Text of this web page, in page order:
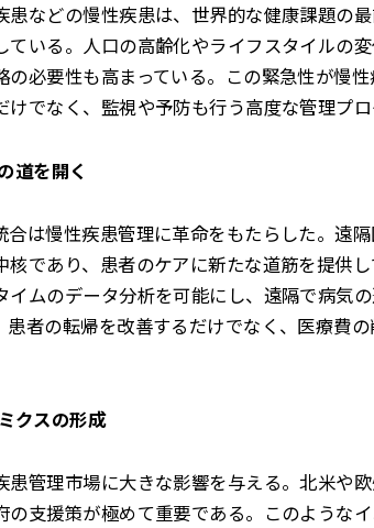
などの慢性疾患は、世界的な健康課題の
いる。人口の高齢化やライフスタイルの
必要性も高まっている。この緊急性が慢
でなく、監視や予防も行う高度な管理プ
道を開く
は慢性疾患管理に革命をもたらした。遠
であり、患者のケアに新たな道筋を提供
ムのデータ分析を可能にし、遠隔で病気
者の転帰を改善するだけでなく、医療費
クスの形成
管理市場に大きな影響を与える。北米や
支援策が極めて重要である。このような